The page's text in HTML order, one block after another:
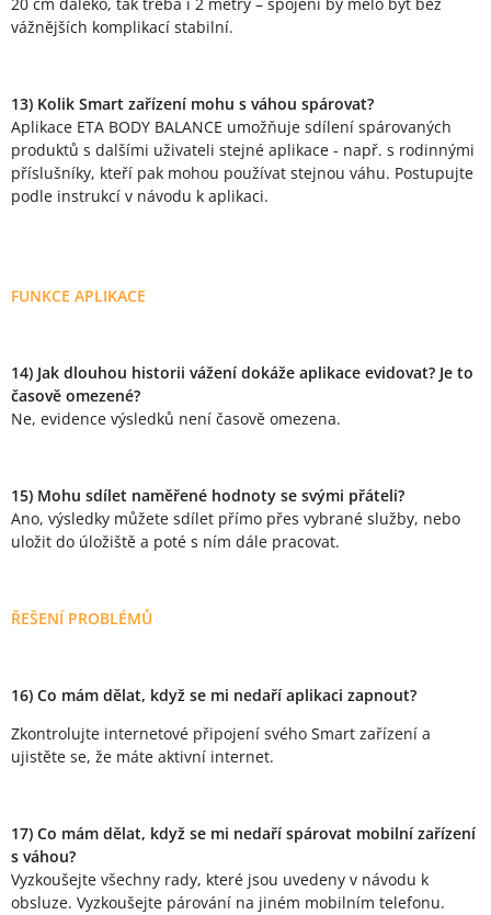
vážnějších komplikací stabilní.
13) Kolik Smart zařízení mohu s váhou spárovat?
Aplikace ETA BODY BALANCE umožňuje sdílení spárovaných
produktů s dalšími uživateli stejné aplikace - např. s rodinnými
příslušníky, kteří pak mohou používat stejnou váhu. Postupujte
podle instrukcí v návodu k aplikaci.
FUNKCE APLIKACE
14) Jak dlouhou historii vážení dokáže aplikace evidovat? Je to
časově omezené?
Ne, evidence výsledků není časově omezena.
15) Mohu sdílet naměřené hodnoty se svými přáteli?
Ano, výsledky můžete sdílet přímo přes vybrané služby, nebo
uložit do úložiště a poté s ním dále pracovat.
ŘEŠENÍ PROBLÉMŮ
16) Co mám dělat, když se mi nedaří aplikaci zapnout?
Zkontrolujte internetové připojení svého Smart zařízení a
ujistěte se, že máte aktivní internet.
17) Co mám dělat, když se mi nedaří spárovat mobilní zařízení
s váhou?
Vyzkoušejte všechny rady, které jsou uvedeny v návodu k
obsluze. Vyzkoušejte párování na jiném mobilním telefonu.